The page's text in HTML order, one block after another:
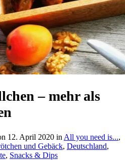
– mehr als
12. April 2020 in All you need is...,
und Gebäck, Deutschland,
, Snacks & Dips